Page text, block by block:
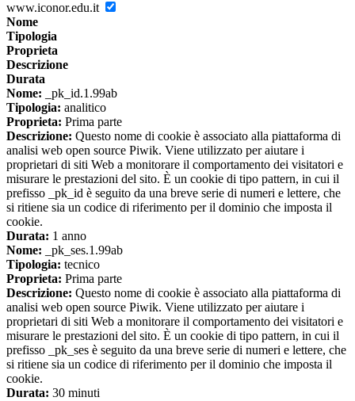
www.iconor.edu.it
Nome
Tipologia
Proprieta
Descrizione
Durata
Nome: _pk_id.1.99ab
Tipologia: analitico
Proprieta: Prima parte
Descrizione: Questo nome di cookie è associato alla piattaforma di
analisi web open source Piwik. Viene utilizzato per aiutare i
proprietari di siti Web a monitorare il comportamento dei visitatori e
misurare le prestazioni del sito. È un cookie di tipo pattern, in cui il
prefisso _pk_id è seguito da una breve serie di numeri e lettere, che
si ritiene sia un codice di riferimento per il dominio che imposta il
cookie.
Durata: 1 anno
Nome: _pk_ses.1.99ab
Tipologia: tecnico
Proprieta: Prima parte
Descrizione: Questo nome di cookie è associato alla piattaforma di
analisi web open source Piwik. Viene utilizzato per aiutare i
proprietari di siti Web a monitorare il comportamento dei visitatori e
misurare le prestazioni del sito. È un cookie di tipo pattern, in cui il
prefisso _pk_ses è seguito da una breve serie di numeri e lettere, che
si ritiene sia un codice di riferimento per il dominio che imposta il
cookie.
Durata: 30 minuti